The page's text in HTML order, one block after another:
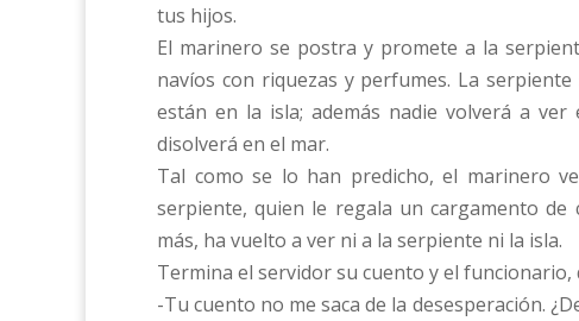
tus hijos.
El marinero se postra y promete a la
navíos con riquezas y perfumes. La
están en la isla; además nadie volverá a
disolverá en el mar.
Tal como se lo han predicho, el marinero
serpiente, quien le regala un cargamento de
más, ha vuelto a ver ni a la serpiente ni la isla.
Termina el servidor su cuento y el
-Tu cuento no me saca de la desesperación.